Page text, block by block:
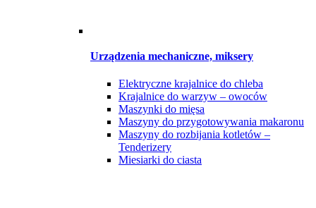
Urządzenia mechaniczne, miksery
Elektryczne krajalnice do chleba
Krajalnice do warzyw – owoców
Maszynki do mięsa
Maszyny do przygotowywania makaronu
Maszyny do rozbijania kotletów –
Tenderizery
Miesiarki do ciasta